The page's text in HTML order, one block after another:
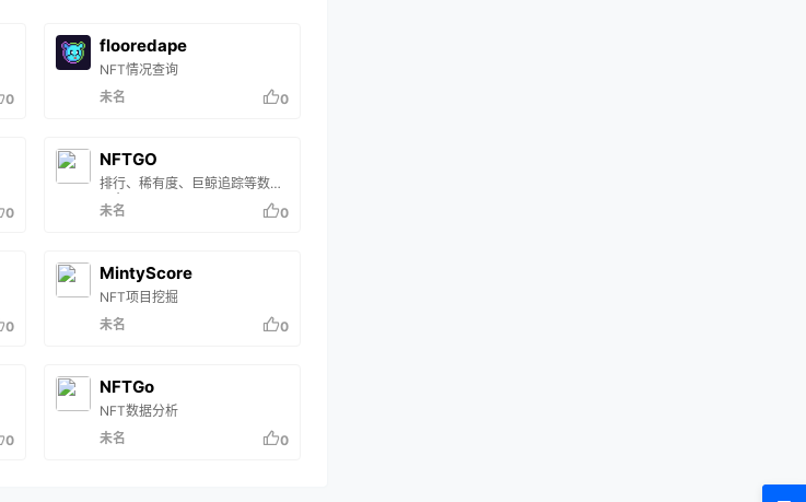
0
flooredape
NFT情况查询
未名
0
0
NFTGO
排行、稀有度、巨鲸追踪等数据
平台
未名 0
0
MintyScore
NFT项目挖掘
未名
0
0
NFTGo
NFT数据分析
未名
0